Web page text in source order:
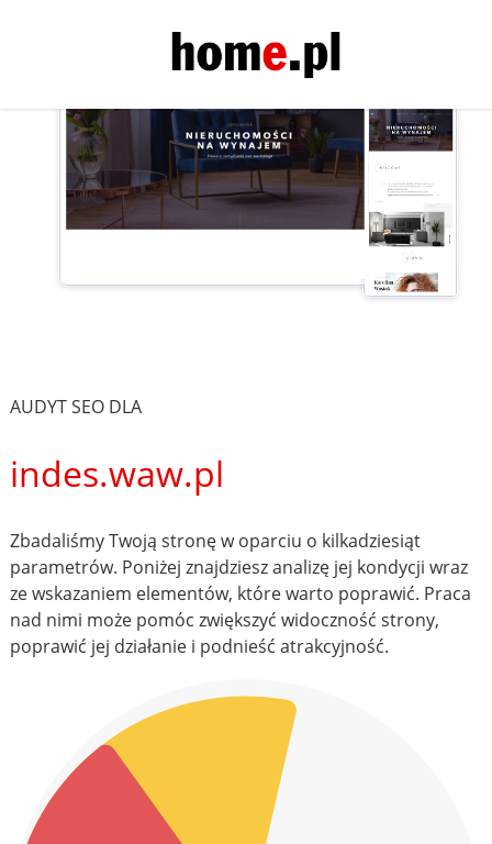
AUDYT SEO DLA
indes.waw.pl
Zbadaliśmy Twoją stronę w oparciu o kilkadziesiąt
parametrów. Poniżej znajdziesz analizę jej kondycji wraz
ze wskazaniem elementów, które warto poprawić. Praca
nad nimi może pomóc zwiększyć widoczność strony,
poprawić jej działanie i podnieść atrakcyjność.